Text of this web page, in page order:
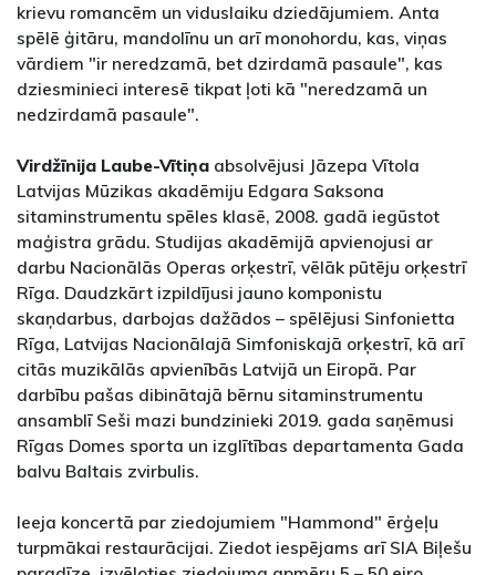
krievu romancēm un viduslaiku dziedājumiem. Anta
spēlē ģitāru, mandolīnu un arī monohordu, kas, viņas
vārdiem "ir neredzamā, bet dzirdamā pasaule", kas
dziesminieci interesē tikpat ļoti kā "neredzamā un
nedzirdamā pasaule".
Virdžīnija Laube-Vītiņa absolvējusi Jāzepa Vītola
Latvijas Mūzikas akadēmiju Edgara Saksona
sitaminstrumentu spēles klasē, 2008. gadā iegūstot
maģistra grādu. Studijas akadēmijā apvienojusi ar
darbu Nacionālās Operas orķestrī, vēlāk pūtēju orķestrī
Rīga. Daudzkārt izpildījusi jauno komponistu
skaņdarbus, darbojas dažādos – spēlējusi Sinfonietta
Rīga, Latvijas Nacionālajā Simfoniskajā orķestrī, kā arī
citās muzikālās apvienībās Latvijā un Eiropā. Par
darbību pašas dibinātajā bērnu sitaminstrumentu
ansamblī Seši mazi bundzinieki 2019. gada saņēmusi
Rīgas Domes sporta un izglītības departamenta Gada
balvu Baltais zvirbulis.
Ieeja koncertā par ziedojumiem "Hammond" ērģeļu
turpmākai restaurācijai. Ziedot iespējams arī SIA Biļešu